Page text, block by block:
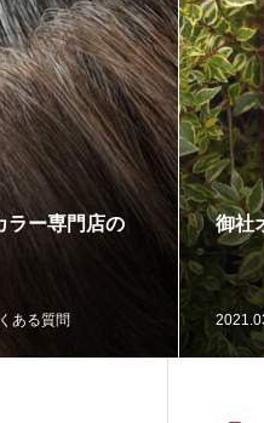
新規開店情報をお
お知らせ